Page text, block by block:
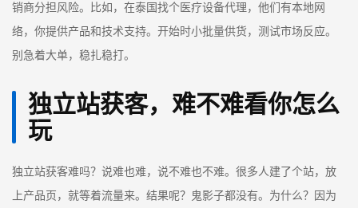
销商分担风险。比如，在泰国找个医疗设备代理，他们有本地网
络，你提供产品和技术支持。开始时小批量供货，测试市场反应。
别急着大单，稳扎稳打。
独立站获客，难不难看你怎么
玩
独立站获客难吗？说难也难，说不难也不难。很多人建了个站，放
上产品页，就等着流量来。结果呢？鬼影子都没有。为什么？因为